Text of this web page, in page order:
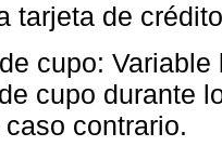
tarjeta de
cupo:
cupo durante
contrario.